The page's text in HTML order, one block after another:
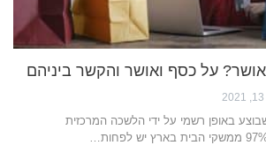
על כסף ואושר והקשר ביניהם
באופן רשמי על ידי הלשכה המרכזית